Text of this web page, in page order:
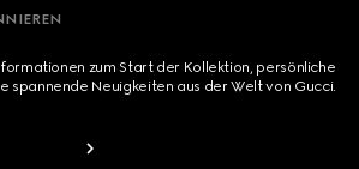
zum Start der Kollektion, persönliche
spannende Neuigkeiten aus der Welt von Gucci.